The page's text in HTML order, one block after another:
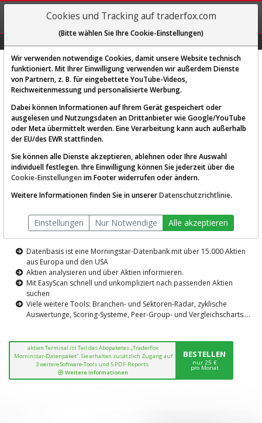
REGIS-
TRIEREN
Diese Funktion ist nur für
AKTIEN-TERMINAL
Die Aktienanalyse-Plattform von
TraderFox
Datenbasis ist eine Morningstar-Datenbank mit über 15.000 Aktien
aus Europa und den USA
Aktien analysieren und über Aktien informieren.
Mit EasyScan schnell und unkompliziert nach passenden Aktien
suchen
Viele weitere Tools: Branchen- und Sektoren-Radar, zyklische
Auswertunge, Scoring-Systeme, Peer-Group- und Vergleichscharts....
aktien Terminal ist Teil des Abopaketes „TraderFox
Morninstar-Datenpaket“. Sie erhalten zusätzlich Zugang auf
3 weitere Software-Tools und 5 PDF-Reports.
Weitere Informationen
BESTELLEN
nur 25 €
pro Monat
Cookies und Tracking auf traderfox.com
(Bitte wählen Sie Ihre Cookie-Einstellungen)
Wir verwenden notwendige Cookies, damit unsere Website technisch
funktioniert. Mit Ihrer Einwilligung verwenden wir außerdem Dienste
von Partnern, z. B. für eingebettete YouTube-Videos,
Reichweitenmessung und personalisierte Werbung.
Dabei können Informationen auf Ihrem Gerät gespeichert oder
ausgelesen und Nutzungsdaten an Drittanbieter wie Google/YouTube
oder Meta übermittelt werden. Eine Verarbeitung kann auch außerhalb
der EU/des EWR stattfinden.
Sie können alle Dienste akzeptieren, ablehnen oder Ihre Auswahl
individuell festlegen. Ihre Einwilligung können Sie jederzeit über die
Cookie-Einstellungen im Footer widerrufen oder ändern.
Weitere Informationen finden Sie in unsererDatenschutzrichtlinie.
Einstellungen Nur Notwendige Alle akzeptieren